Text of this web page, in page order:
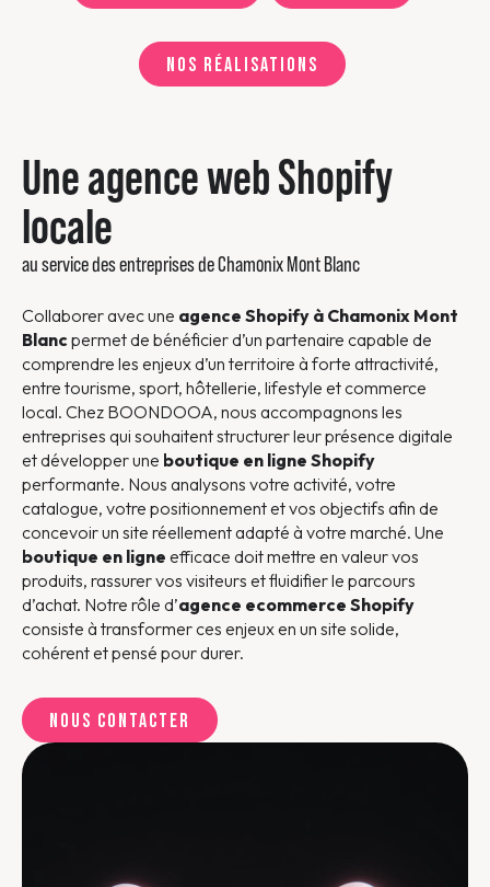
Nos réalisations
Une agence web Shopify
locale
au service des entreprises de Chamonix Mont Blanc
Collaborer avec une agence Shopify à Chamonix Mont
Blancpermet de bénéficier d’un partenaire capable de
comprendre les enjeux d’un territoire à forte attractivité,
entre tourisme, sport, hôtellerie, lifestyle et commerce
local. Chez BOONDOOA, nous accompagnons les
entreprises qui souhaitent structurer leur présence digitale
et développer une boutique en ligne Shopify
performante. Nous analysons votre activité, votre
catalogue, votre positionnement et vos objectifs afin de
concevoir un site réellement adapté à votre marché. Une
boutique en ligne efficace doit mettre en valeur vos
produits, rassurer vos visiteurs et fluidifier le parcours
d’achat. Notre rôle d’agence ecommerce Shopify
consiste à transformer ces enjeux en un site solide,
cohérent et pensé pour durer.
Nous contacter